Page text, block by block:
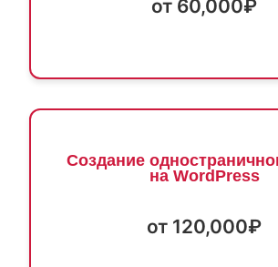
от 60,000₽
Создание
на WordPress
от 120,000₽